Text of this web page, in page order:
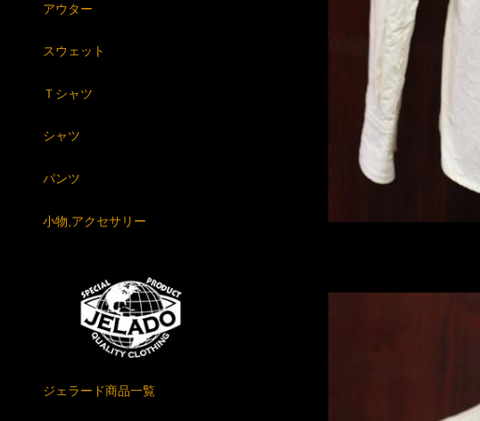
アウター
スウェット
Ｔシャツ
シャツ
パンツ
小物,アクセサリー
ジェラード商品一覧